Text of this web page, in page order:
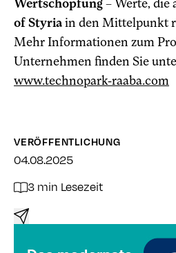
VERÖFFENTLICHUNG
04.08.2025
3 min Lesezeit
Wertschöpfung– Werte, die
of Styriain den Mittelpunkt
Mehr Informationen zum
Unternehmen finden Sie
www.technopark-raaba.com